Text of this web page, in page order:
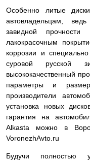
Особенно литые
автовладельцам,
завидной прочности
лакокрасочным
коррозии и
суровой русской
высококачественный
параметры и
производители
установка новых
гарантия на
Alkasta можно в
VoronezhAvto.ru
Будучи полностью